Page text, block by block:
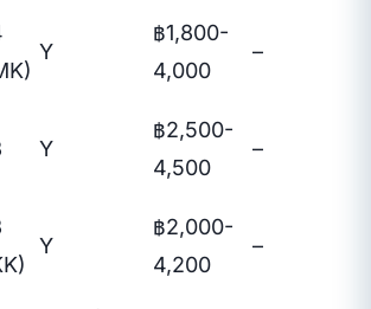
Y
฿1,800-
4,000
–
Y
฿2,500-
4,500
–
Y
฿2,000-
4,200
–